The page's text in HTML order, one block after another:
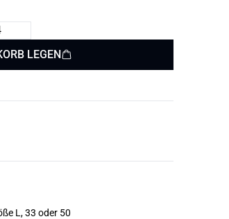
LEGEN
L, 33 oder 50